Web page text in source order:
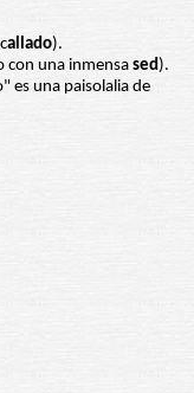
allado).
con una inmensa sed).
es una paisolalia de